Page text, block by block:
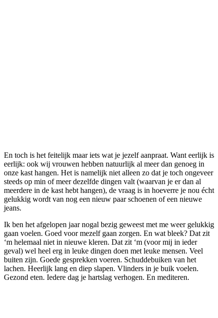
En toch is het feitelijk maar iets wat je jezelf aanpraat. Want eerlijk is
eerlijk: ook wij vrouwen hebben natuurlijk al meer dan genoeg in
onze kast hangen. Het is namelijk niet alleen zo dat je toch ongeveer
steeds op min of meer dezelfde dingen valt (waarvan je er dan al
meerdere in de kast hebt hangen), de vraag is in hoeverre je nou écht
gelukkig wordt van nog een nieuw paar schoenen of een nieuwe
jeans.
Ik ben het afgelopen jaar nogal bezig geweest met me weer gelukkig
gaan voelen. Goed voor mezelf gaan zorgen. En wat bleek? Dat zit
‘m helemaal niet in nieuwe kleren. Dat zit ‘m (voor mij in ieder
geval) wel heel erg in leuke dingen doen met leuke mensen. Veel
buiten zijn. Goede gesprekken voeren. Schuddebuiken van het
lachen. Heerlijk lang en diep slapen. Vlinders in je buik voelen.
Gezond eten. Iedere dag je hartslag verhogen. En mediteren.